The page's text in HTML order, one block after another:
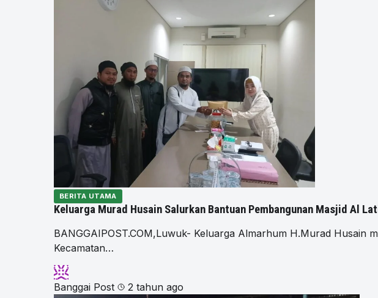
BERITA UTAMA
Keluarga Murad Husain Salurkan Bantuan Pembangunan Masjid Al
BANGGAIPOST.COM,Luwuk- Keluarga Almarhum H.Murad
Kecamatan…
Banggai Post 2 tahun ago